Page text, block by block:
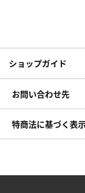
ショップガイド
お問い合わせ先
特商法に基づく表